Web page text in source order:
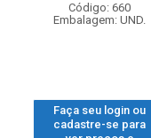
Código: 660
Embalagem: UND.
Faça seu login ou
cadastre-se para